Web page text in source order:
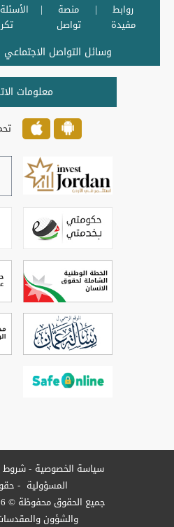
روابط
مفيدة
منصة
تواصل
وسائل التواصل الاجتماعي
معلومات
سياسة الخصوصية شروط
المسؤولية
والشؤون